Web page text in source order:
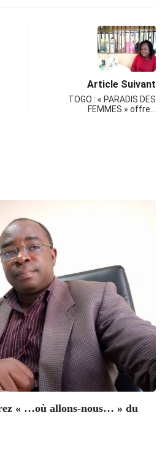
Article Suivant
TOGO : « PARADIS DES
FEMMES » offre…
« …où allons-nous… » du